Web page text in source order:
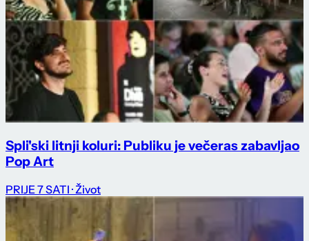
Spli'ski litnji koluri: Publiku je večeras zabavljao
Pop Art
PRIJE 7 SATI · Život